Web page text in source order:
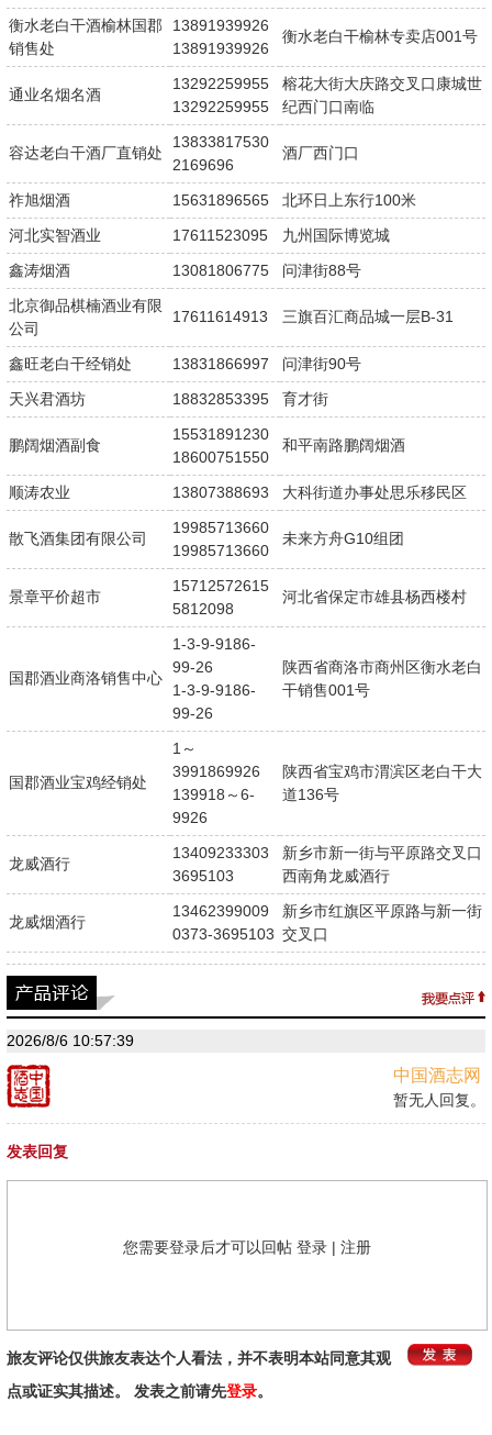
衡水老白干酒榆林国郡
销售处
13891939926
13891939926
衡水老白干榆林专卖店001号
通业名烟名酒
13292259955
13292259955
榕花大街大庆路交叉口康城世
纪西门口南临
容达老白干酒厂直销处
13833817530
2169696
酒厂西门口
祚旭烟酒 15631896565
北环日上东行100米
河北实智酒业
17611523095
九州国际博览城
鑫涛烟酒
13081806775
问津街88号
北京御品棋楠酒业有限
公司
17611614913 三旗百汇商品城一层B-31
鑫旺老白干经销处 13831866997
问津街90号
天兴君酒坊
18832853395 育才街
鹏阔烟酒副食
15531891230
18600751550
和平南路鹏阔烟酒
顺涛农业 13807388693 大科街道办事处思乐移民区
散飞酒集团有限公司
19985713660
19985713660
未来方舟G10组团
景章平价超市
15712572615
5812098
河北省保定市雄县杨西楼村
国郡酒业商洛销售中心
1-3-9-9186-
99-26
1-3-9-9186-
99-26
陕西省商洛市商州区衡水老白
干销售001号
国郡酒业宝鸡经销处
1～
3991869926
139918～6-
9926
陕西省宝鸡市渭滨区老白干大
道136号
龙威酒行
13409233303
3695103
新乡市新一街与平原路交叉口
西南角龙威酒行
龙威烟酒行
13462399009
0373-3695103
新乡市红旗区平原路与新一街
交叉口
2026/8/6 10:57:39
中国酒志网
暂无人回复。
发表回复
您需要登录后才可以回帖 登录 | 注册
旅友评论仅供旅友表达个人看法，并不表明本站同意其观
点或证实其描述。 发表之前请先登录。